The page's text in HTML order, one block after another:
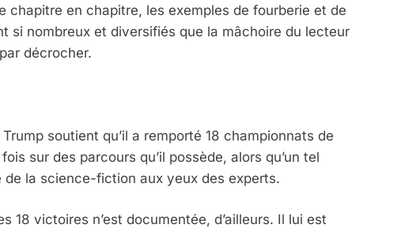
chapitre en chapitre, les exemples de fourberie et de
si nombreux et diversifiés que la mâchoire du lecteur
décrocher.
soutient qu’il a remporté 18 championnats de
sur des parcours qu’il possède, alors qu’un tel
de la science-fiction aux yeux des experts.
18 victoires n’est documentée, d’ailleurs. Il lui est